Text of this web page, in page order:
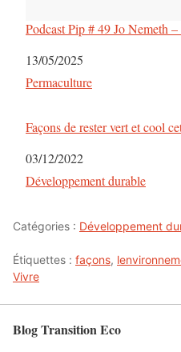
Podcast Pip # 49 Jo Nemeth
Date
13/05/2025
Par rapport à
Permaculture
Façons de rester vert et cool
Date
03/12/2022
Par rapport à
Développement durable
Catégories : Développement
Étiquettes : façons,
Vivre
Blog Transition Eco